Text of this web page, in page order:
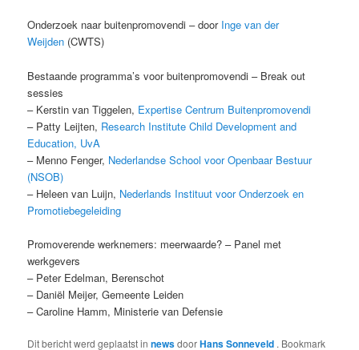
Onderzoek naar buitenpromovendi – door Inge van der
Weijden (CWTS)
Bestaande programma’s voor buitenpromovendi – Break out
sessies
– Kerstin van Tiggelen, Expertise Centrum Buitenpromovendi
– Patty Leijten, Research Institute Child Development and
Education, UvA
– Menno Fenger, Nederlandse School voor Openbaar Bestuur
(NSOB)
– Heleen van Luijn, Nederlands Instituut voor Onderzoek en
Promotiebegeleiding
Promoverende werknemers: meerwaarde? – Panel met
werkgevers
– Peter Edelman, Berenschot
– Daniël Meijer, Gemeente Leiden
– Caroline Hamm, Ministerie van Defensie
Dit bericht werd geplaatst innewsdoorHans Sonneveld . Bookmark